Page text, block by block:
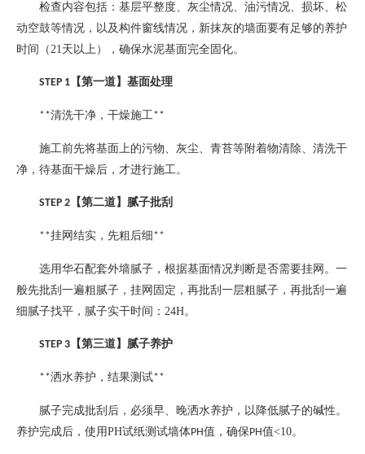
检查内容包括：基层平整度、灰尘情况、油污情况、损坏、松
动空鼓等情况，以及构件窗线情况，新抹灰的墙面要有足够的养护
时间（21天以上），确保水泥基面完全固化。
STEP 1 【第一道】基面处理
**清洗干净，干燥施工**
施工前先将基面上的污物、灰尘、青苔等附着物清除、清洗干
净，待基面干燥后，才进行施工。
STEP 2 【第二道】腻子批刮
**挂网结实，先粗后细 **
选用华石配套外墙腻子，根据基面情况判断是否需要挂网。一
般先批刮一遍粗腻子，挂网固定，再批刮一层粗腻子，再批刮一遍
细腻子找平，腻子实干时间： 24H。
STEP 3 【第三道】腻子养护
**洒水养护，结果测试**
腻子完成批刮后，必须早、晚洒水养护，以降低腻子的碱性。
养护完成后，使用PH试纸测试墙体PH值，确保PH值<10。